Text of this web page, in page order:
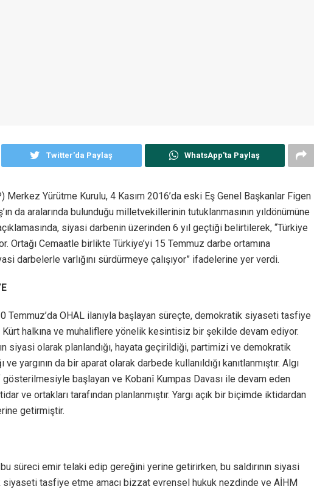
Twitter'da Paylaş WhatsApp'ta Paylaş
Merkez Yürütme Kurulu, 4 Kasım 2016’da eski Eş Genel Başkanlar Figen
da aralarında bulunduğu milletvekillerinin tutuklanmasının yıldönümüne
siyasi darbenin üzerinden 6 yıl geçtiği belirtilerek, “Türkiye
Ortağı Cemaatle birlikte Türkiye’yi 15 Temmuz darbe ortamına
darbelerle varlığını sürdürmeye çalışıyor” ifadelerine yer verdi.
Temmuz’da OHAL ilanıyla başlayan süreçte, demokratik siyaseti tasfiye
halkına ve muhaliflere yönelik kesintisiz bir şekilde devam ediyor.
siyasi olarak planlandığı, hayata geçirildiği, partimizi ve demokratik
yargının da bir aparat olarak darbede kullanıldığı kanıtlanmıştır. Algı
başlayan ve Kobanî Kumpas Davası ile devam eden
ve ortakları tarafından planlanmıştır. Yargı açık bir biçimde iktidardan
getirmiştir.
süreci emir telaki edip gereğini yerine getirirken, bu saldırının siyasi
tasfiye etme amacı bizzat evrensel hukuk nezdinde ve AİHM